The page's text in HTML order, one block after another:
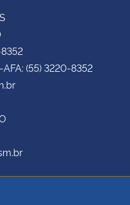
(55) 3220-8352